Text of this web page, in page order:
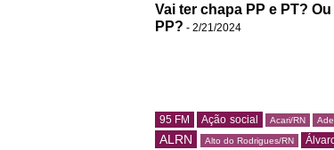
Vai ter chapa PP e PT? Ou
PP? - 2/21/2024
95 FM Ação social Acari/RN
ALRN
Alto do Rodrigues/RN